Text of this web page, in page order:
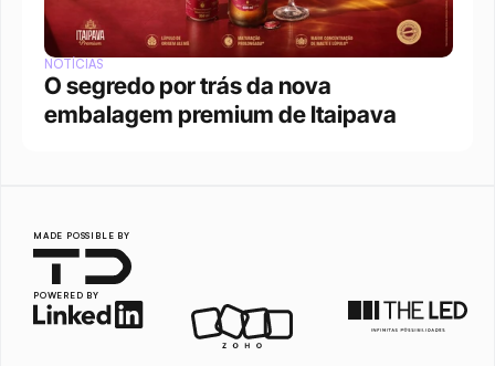
NOTÍCIAS
O segredo por trás da nova
embalagem premium de Itaipava
MADE POSSIBLE BY
POWERED BY